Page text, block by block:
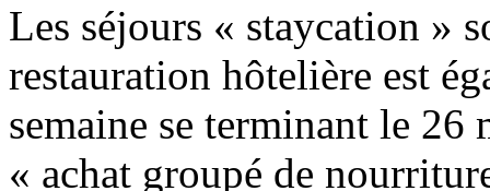
Les séjours « staycation »
restauration hôtelière est
semaine se terminant le 26
« achat groupé de